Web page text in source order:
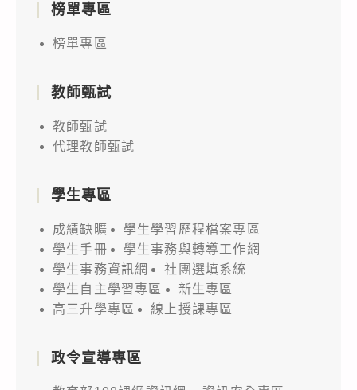
榜單專區
榜單專區
教師甄試
教師甄試
代理教師甄試
學生專區
成績缺曠
學生學習歷程檔案專區
學生手冊
學生事務與轉導工作網
學生事務資訊網
社團選填系統
學生自主學習專區
新生專區
高三升學專區
線上授課專區
政令宣導專區